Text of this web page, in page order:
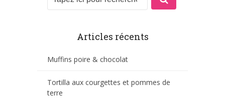
Articles récents
Muffins poire & chocolat
Tortilla aux courgettes et pommes de
terre